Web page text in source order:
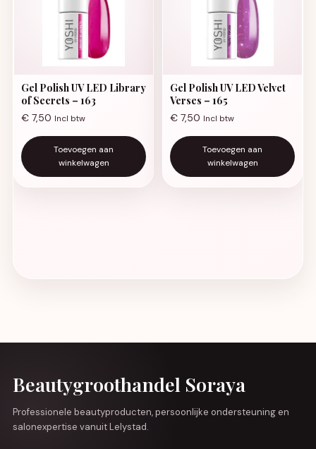
Gel Polish UV LED Library
of Secrets – 163
€ 7,50 Incl btw
Toevoegen aan
winkelwagen
Gel Polish UV LED Velvet
Verses – 165
€ 7,50 Incl btw
Toevoegen aan
winkelwagen
Beautygroothandel Soraya
Professionele beautyproducten, persoonlijke ondersteuning en
salonexpertise vanuit Lelystad.